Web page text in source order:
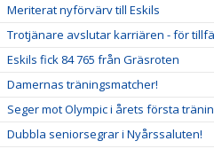
Meriterat nyförvärv till Eskils
Trotjänare avslutar karriären - för
Eskils fick 84 765 från Gräsroten
Damernas träningsmatcher!
Seger mot Olympic i årets första
Dubbla seniorsegrar i Nyårssaluten!